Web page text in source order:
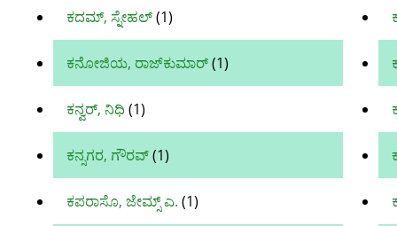
ಕದಮ್, ಸ್ನೇಹಲ್(1)
ಕನೋಜಿಯ, ರಾಜ್‌ಕುಮಾರ್‌(1)
ಕನ್ವರ್, ನಿಧಿ (1)
ಕನ್ಸಗರ, ಗೌರವ್‌(1)
ಕಪರಾಸೊ, ಜೇಮ್ಸ್ ಎ. (1)